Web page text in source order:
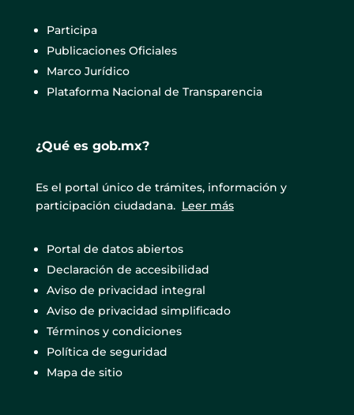
Participa
Publicaciones Oficiales
Marco Jurídico
Plataforma Nacional de Transparencia
¿Qué es gob.mx?
Es el portal único de trámites, información y
participación ciudadana. Leer más
Portal de datos abiertos
Declaración de accesibilidad
Aviso de privacidad integral
Aviso de privacidad simplificado
Términos y condiciones
Política de seguridad
Mapa de sitio